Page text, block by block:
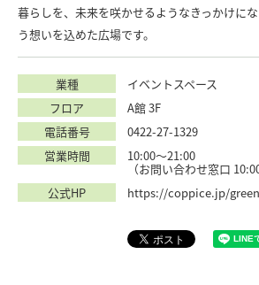
暮らしを、未来を咲かせるようなきっかけに
う想いを込めた広場です。
業種
イベントスペース
フロア
A館 3F
電話番号
0422-27-1329
営業時間
10:00～21:00
（お問い合わせ窓口
公式HP
https://coppice.jp/